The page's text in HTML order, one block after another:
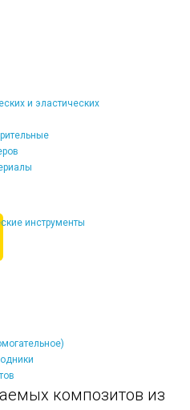
и эластических
инструменты
композитов из